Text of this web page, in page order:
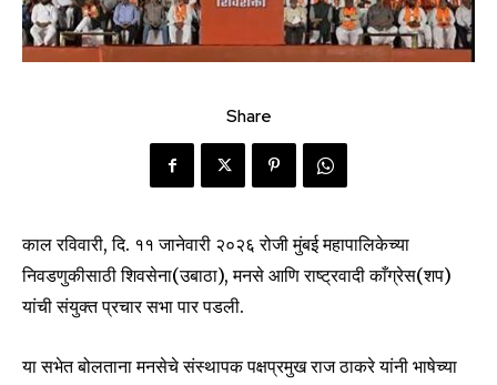
Share
काल रविवारी, दि. ११ जानेवारी २०२६ रोजी मुंबई महापालिकेच्या
निवडणुकीसाठी शिवसेना(उबाठा), मनसे आणि राष्ट्रवादी काँग्रेस(शप)
यांची संयुक्त प्रचार सभा पार पडली.
या सभेत बोलताना मनसेचे संस्थापक पक्षप्रमुख राज ठाकरे यांनी भाषेच्या